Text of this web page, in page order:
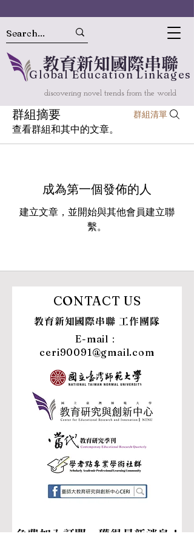
教育新知國 際串聯
GlobalEducation Linkages
discovering novel trends from the world
群組摘要 群組清單
查看群組和其中的文章。
成為第一個發佈的人
建立文章，並開始與其他會員建立聯
繫。
CONTACT US
​教育新知國際串聯 工作團隊
​E-mail：
ceri90091@gmail.com
免費加入訂閱，獲得最新消息！